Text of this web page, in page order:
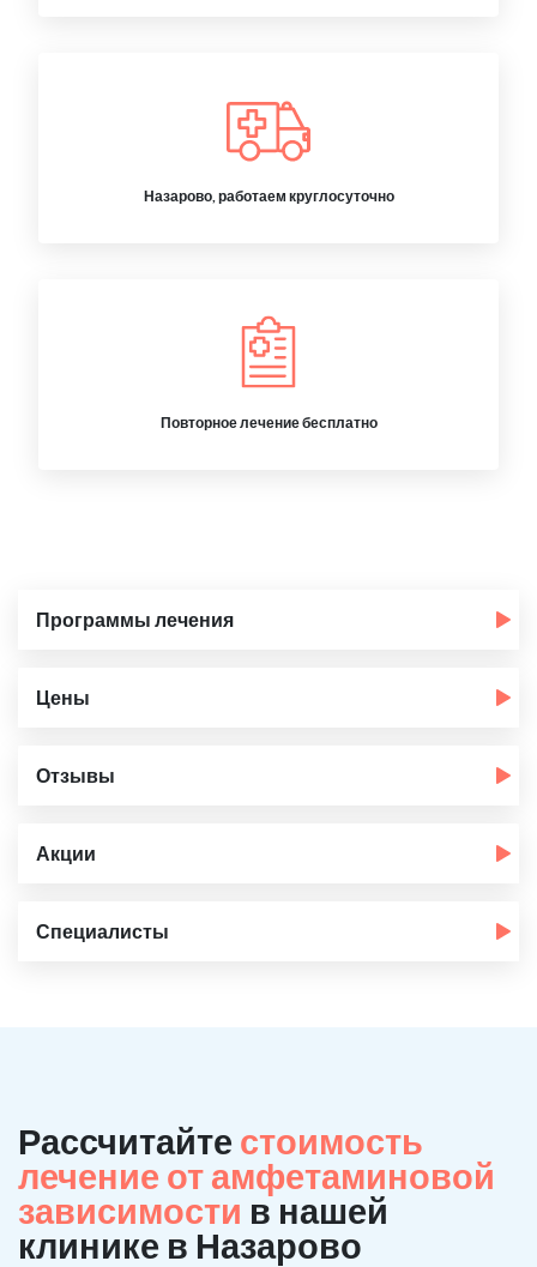
Назарово, работаем круглосуточно
Повторное лечение бесплатно
Программы лечения
Цены
Отзывы
Акции
Специалисты
Рассчитайте стоимость
лечение от амфетаминовой
зависимости в нашей
клинике в Назарово